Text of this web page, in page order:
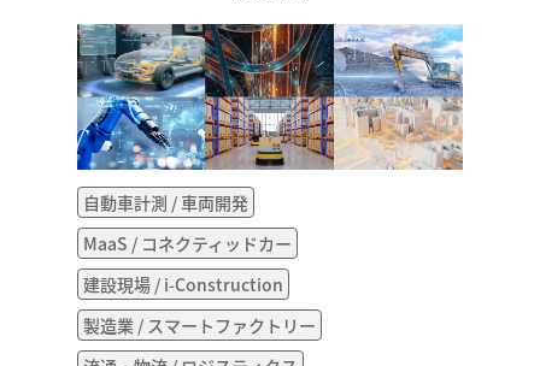
自動車計測 / 車両開発
MaaS / コネクティッドカー
建設現場 / i-Construction
製造業 / スマートファクトリー